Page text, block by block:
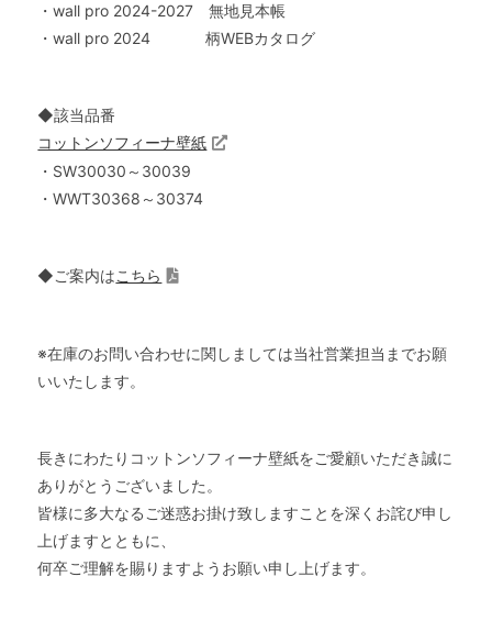
・wall pro 2024-2027 無地見本帳
・wall pro 2024 柄WEBカタログ
◆該当品番
コットンソフィーナ壁紙
・SW30030～30039
・WWT30368～30374
◆ご案内はこちら
※在庫のお問い合わせに関しましては当社営業担当までお願
いいたします。
長きにわたりコットンソフィーナ壁紙をご愛顧いただき誠に
ありがとうございました。
皆様に多大なるご迷惑お掛け致しますことを深くお詫び申し
上げますとともに、
何卒ご理解を賜りますようお願い申し上げます。